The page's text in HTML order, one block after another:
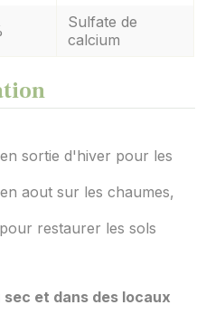
Sulfate de
calcium
sortie d'hiver pour les
aout sur les chaumes,
restaurer les sols
et dans des locaux